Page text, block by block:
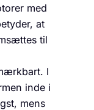
med
at
til
I
inde i
mens